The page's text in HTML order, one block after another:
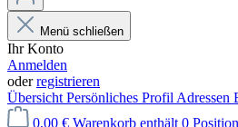
Menü schließen
Ihr Konto
Anmelden
oderregistrieren
Übersicht Persönliches Profil Adressen
0,00 € Warenkorb enthält 0